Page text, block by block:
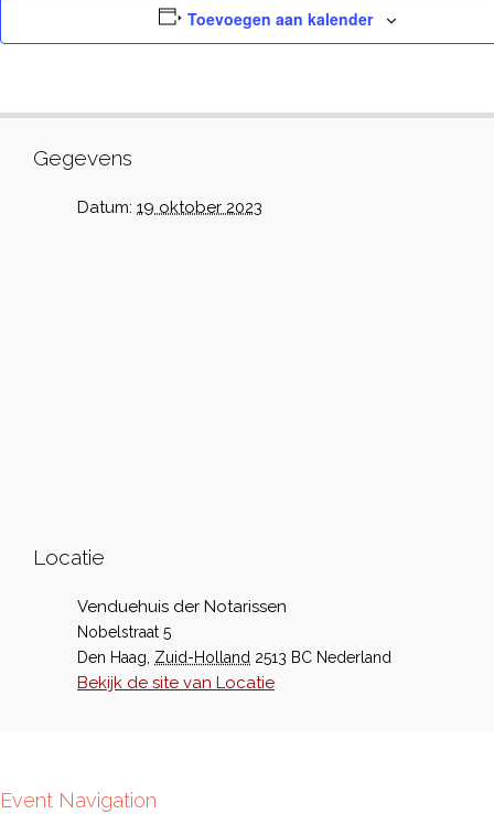
Toevoegen aan kalender
Gegevens
Datum: 19 oktober 2023
Locatie
Venduehuis der Notarissen
Nobelstraat 5
Den Haag Zuid-Holland 2513 BC Nederland
Bekijk de site van Locatie
Event Navigation